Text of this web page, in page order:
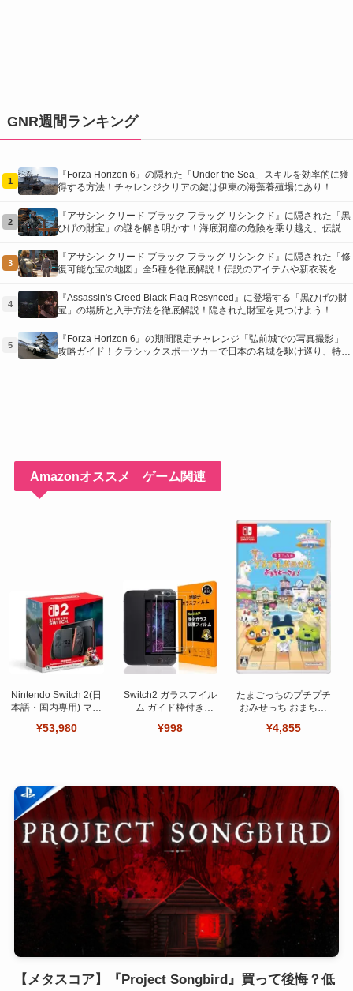
GNR週間ランキング
1
『Forza Horizon 6』の隠れた「Under the Sea」スキルを効率的に獲
得する方法！チャレンジクリアの鍵は伊東の海藻養殖場にあり！
2
『アサシン クリード ブラック フラッグ リシンクド』に隠された「黒
ひげの財宝」の謎を解き明かす！海底洞窟の危険を乗り越え、伝説の
3
『アサシン クリード ブラック フラッグ リシンクド』に隠された「修
復可能な宝の地図」全5種を徹底解説！伝説のアイテムや新衣装を手
4
『Assassin's Creed Black Flag Resynced』に登場する「黒ひげの財
宝」の場所と入手方法を徹底解説！隠された財宝を見つけよう！
5
『Forza Horizon 6』の期間限定チャレンジ「弘前城での写真撮影」
攻略ガイド！クラシックスポーツカーで日本の名城を駆け巡り、特別
Amazonオススメ ゲーム関連
Nintendo Switch 2(日
本語・国内専用) マリ
ット
¥53,980
Switch2 ガラスフイル
ム ガイド枠付き
ット 日本旭硝子製-高
¥998
たまごっちのプチプチ
おみせっち おまちど
¥4,855
【メタスコア】『Project Songbird』買って後悔？低